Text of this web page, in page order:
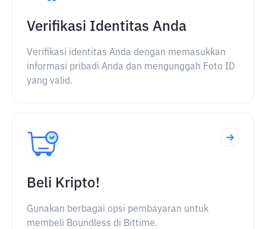
Verifikasi Identitas Anda
Verifikasi identitas Anda dengan memasukkan
informasi pribadi Anda dan mengunggah Foto ID
yang valid.
Beli Kripto!
Gunakan berbagai opsi pembayaran untuk
membeli Boundless di Bittime.